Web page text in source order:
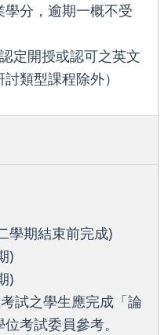
分，逾期一概不受
定開授或認可之英文
類型課程除外）
學期結束前完成)
)
)
試之學生應完成「論
考試委員參考。